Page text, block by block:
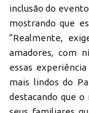
inclusão do
mostrando que
“Realmente,
amadores, com
essas
mais lindos do
destacando que